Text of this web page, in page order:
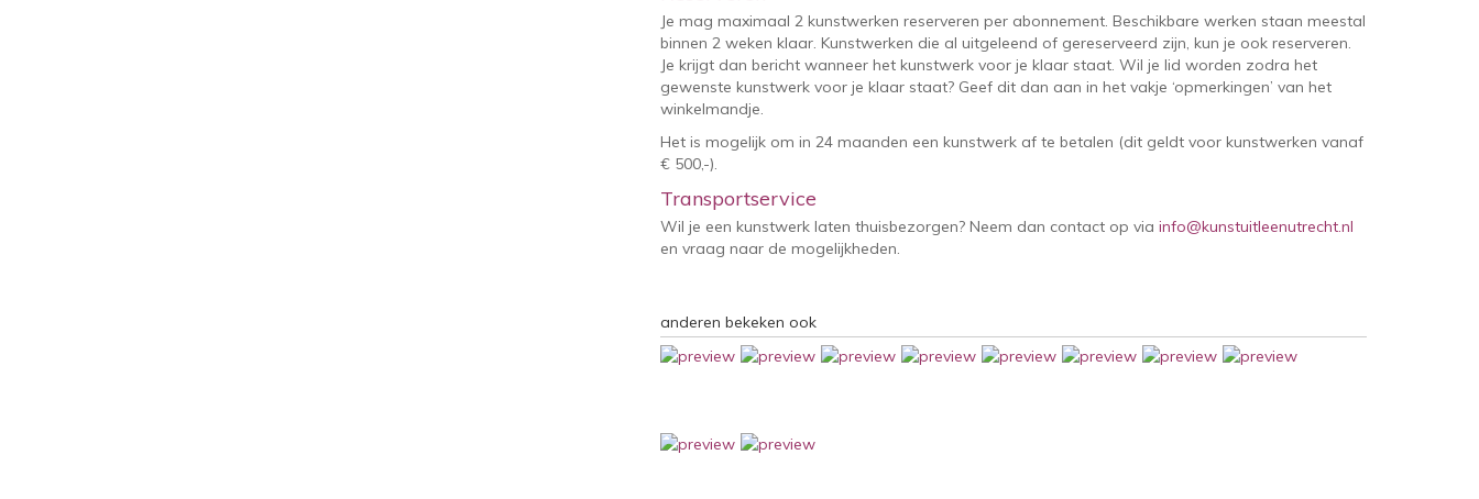
Je mag maximaal 2 kunstwerken reserveren per abonnement. Beschikbare werken staan meestal
binnen 2 weken klaar. Kunstwerken die al uitgeleend of gereserveerd zijn, kun je ook reserveren.
Je krijgt dan bericht wanneer het kunstwerk voor je klaar staat. Wil je lid worden zodra het
gewenste kunstwerk voor je klaar staat? Geef dit dan aan in het vakje ‘opmerkingen’ van het
winkelmandje.
Het is mogelijk om in 24 maanden een kunstwerk af te betalen (dit geldt voor kunstwerken vanaf
€ 500,-).
Transportservice
Wil je een kunstwerk laten thuisbezorgen? Neem dan contact op via info@kunstuitleenutrecht.nl
en vraag naar de mogelijkheden.
anderen bekeken ook